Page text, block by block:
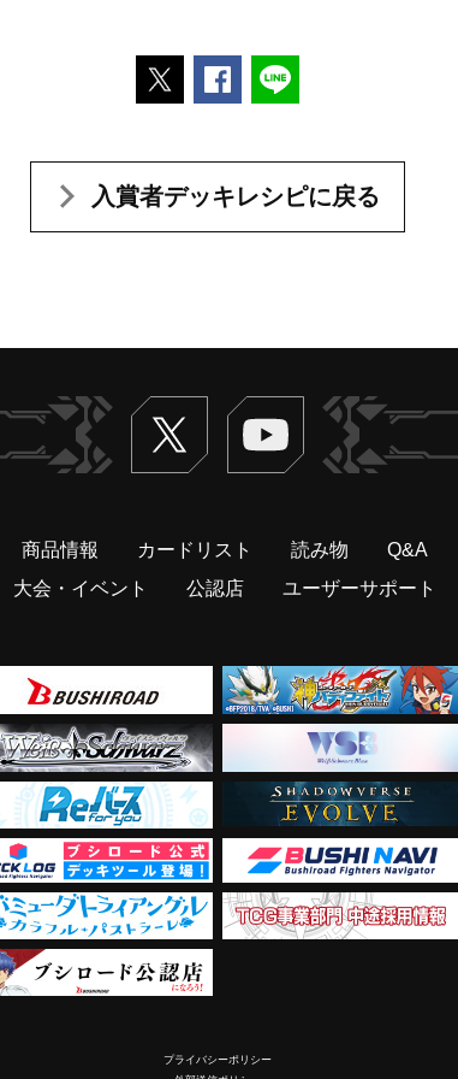
ポストするFacebookでシェアする
入賞者デッキレシピに戻る
Twitter ヴァンガードch
商品情報 カードリスト 読み物 Q&A
大会・イベント 公認店 ユーザーサポート
プライバシーポリシー